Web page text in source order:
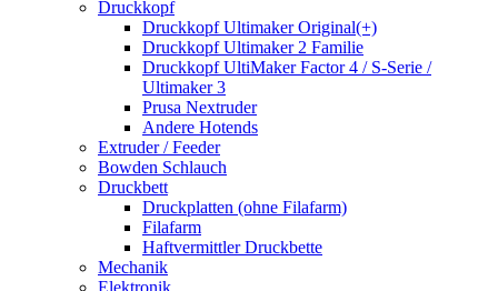
Druckkopf
Druckkopf Ultimaker Original(+)
Druckkopf Ultimaker 2 Familie
Druckkopf UltiMaker Factor 4 / S-Serie /
Ultimaker 3
Prusa Nextruder
Andere Hotends
Extruder / Feeder
Bowden Schlauch
Druckbett
Druckplatten (ohne Filafarm)
Filafarm
Haftvermittler Druckbette
Mechanik
Elektronik